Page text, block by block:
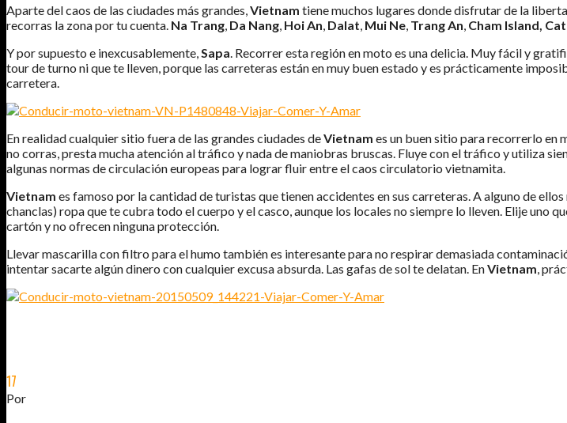
Aparte del caos de las ciudades más grandes, Vietnam tiene muchos lugares donde disfrutar de la
recorras la zona por tu cuenta. Na Trang Da Nang Hoi An Dalat Mui Ne Trang An Cham Island,
Y por supuesto e inexcusablemente, Sapa . Recorrer esta región en moto es una delicia. Muy fácil y
tour de turno ni que te lleven, porque las carreteras están en muy buen estado y es prácticamente
carretera.
En realidad cualquier sitio fuera de las grandes ciudades deVietnam es un buen sitio para recorrerlo en
no corras, presta mucha atención al tráfico y nada de maniobras bruscas. Fluye con el tráfico y utiliza
algunas normas de circulación europeas para lograr fluir entre el caos circulatorio vietnamita.
Vietnam es famoso por la cantidad de turistas que tienen accidentes en sus carreteras. A alguno de
chanclas) ropa que te cubra todo el cuerpo y el casco, aunque los locales no siempre lo lleven. Elije uno
cartón y no ofrecen ninguna protección.
Llevar mascarilla con filtro para el humo también es interesante para no respirar demasiada
intentar sacarte algún dinero con cualquier excusa absurda. Las gafas de sol te delatan. EnVietnam ,
17
Por